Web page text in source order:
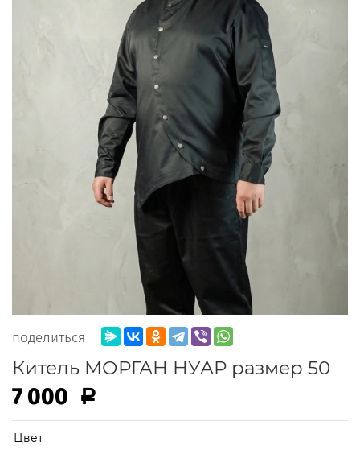
поделиться
Китель МОРГАН НУАР размер 50
7 000 Р
Цвет